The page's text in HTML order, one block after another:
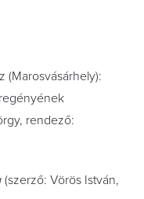
(Marosvásárhely):
rendező:
(szerző: Vörös István,